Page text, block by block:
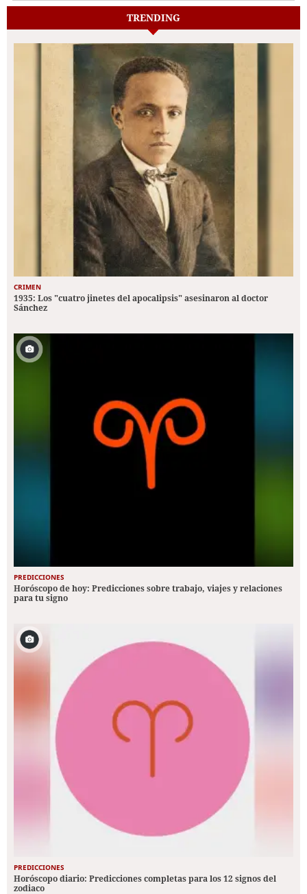
TRENDING
CRIMEN
1935: Los "cuatro jinetes del apocalipsis" asesinaron al doctor
Sánchez
PREDICCIONES
Horóscopo de hoy: Predicciones sobre trabajo, viajes y relaciones
para tu signo
PREDICCIONES
Horóscopo diario: Predicciones completas para los 12 signos del
zodiaco